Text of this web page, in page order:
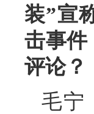
装”宣
击事件
评论？
毛宁